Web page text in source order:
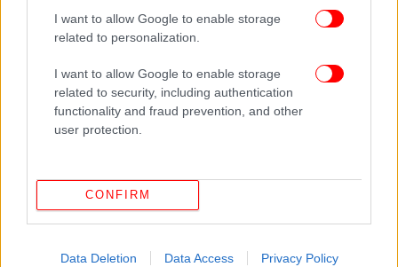
I want to allow Google to enable storage
related to personalization.
I want to allow Google to enable storage
related to security, including authentication
functionality and fraud prevention, and other
user protection.
CONFIRM
Data Deletion Data Access Privacy Policy
Οι 53+ θα αποφασίσουν ίσως σήμερα ποιον θα
υποψηφιότητα τουΕυκλείδη Τσακαλώτου ,
ωστόσο απ’ ό,τι φαίνεται τα δεδομένα θα αλλάξουν
Έφη Αχτσιόγλου ανακοινώσει την
υποψηφιότητά της και ο πρώην τσάρος -λογικά-- θα
Οικονομικών του ΣΥΡΙΖΑ.